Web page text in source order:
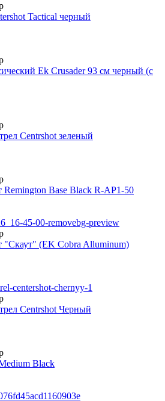
Tactical черный
Ek Crusader 93 см черный (с
Centrshot зеленый
Remington Base Black R-AP1-50
"Скаут" (EK Cobra Alluminum)
Centrshot Черный
Black